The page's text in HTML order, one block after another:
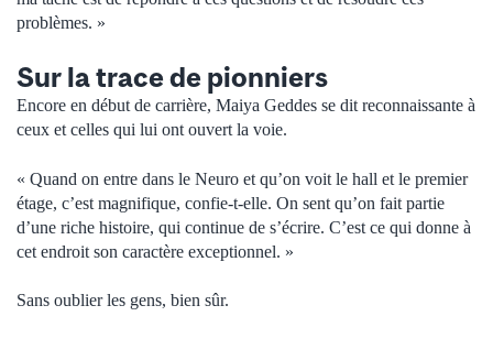
problèmes. »
Sur la trace de pionniers
Encore en début de carrière, Maiya Geddes se dit reconnaissante à
ceux et celles qui lui ont ouvert la voie.
« Quand on entre dans le Neuro et qu’on voit le hall et le premier
étage, c’est magnifique, confie‑t‑elle. On sent qu’on fait partie
d’une riche histoire, qui continue de s’écrire. C’est ce qui donne à
cet endroit son caractère exceptionnel. »
Sans oublier les gens, bien sûr.